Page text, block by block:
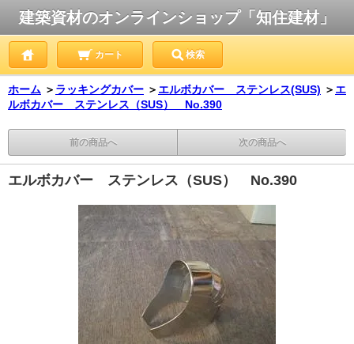
建築資材のオンラインショップ「知住建材」
カート 検索
ホーム ＞ ラッキングカバー ＞ エルボカバー ステンレス(SUS) ＞ エ
ルボカバー ステンレス（SUS） No.390
前の商品へ 次の商品へ
エルボカバー ステンレス（SUS） No.390